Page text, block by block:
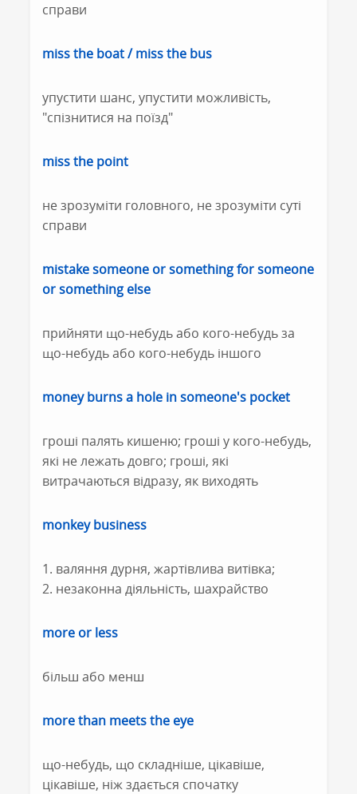
справи
miss the boat / miss the bus
упустити шанс, упустити можливість,
"спізнитися на поїзд"
miss the point
не зрозуміти головного, не зрозуміти суті
справи
mistake someone or something for someone
or something else
прийняти що-небудь або кого-небудь за
що-небудь або кого-небудь іншого
money burns a hole in someone's pocket
гроші палять кишеню; гроші у кого-небудь,
які не лежать довго; гроші, які
витрачаються відразу, як виходять
monkey business
1. валяння дурня, жартівлива витівка;
2. незаконна діяльність, шахрайство
more or less
більш або менш
more than meets the eye
що-небудь, що складніше, цікавіше,
цікавіше, ніж здається спочатку